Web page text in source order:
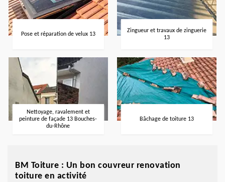
Pose et réparation de velux 13
Zingueur et travaux de zinguerie
13
Nettoyage, ravalement et
peinture de façade 13 Bouches-
du-Rhône
Bâchage de toiture 13
BM Toiture : Un bon couvreur renovation
toiture en activité